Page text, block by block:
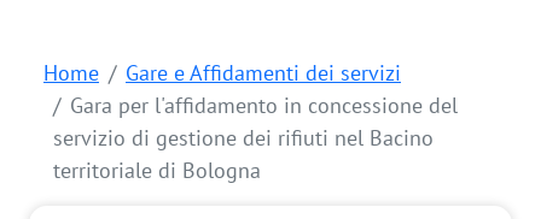
Home
Gare e Affidamenti dei servizi
Gara per l'affidamento in concessione del
servizio di gestione dei rifiuti nel Bacino
territoriale di Bologna